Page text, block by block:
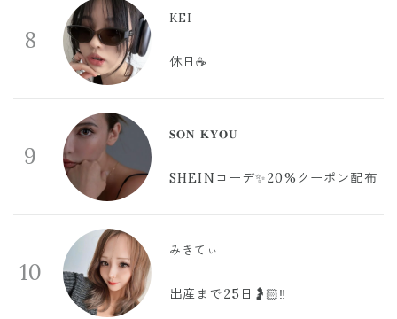
8
KEI
休日☕️
9
𝐒𝐎𝐍 𝐊𝐘𝐎𝐔
SHEINコーデ✨20%クーポン配布
10
みきてぃ
出産まで25日🤰🏻‼️